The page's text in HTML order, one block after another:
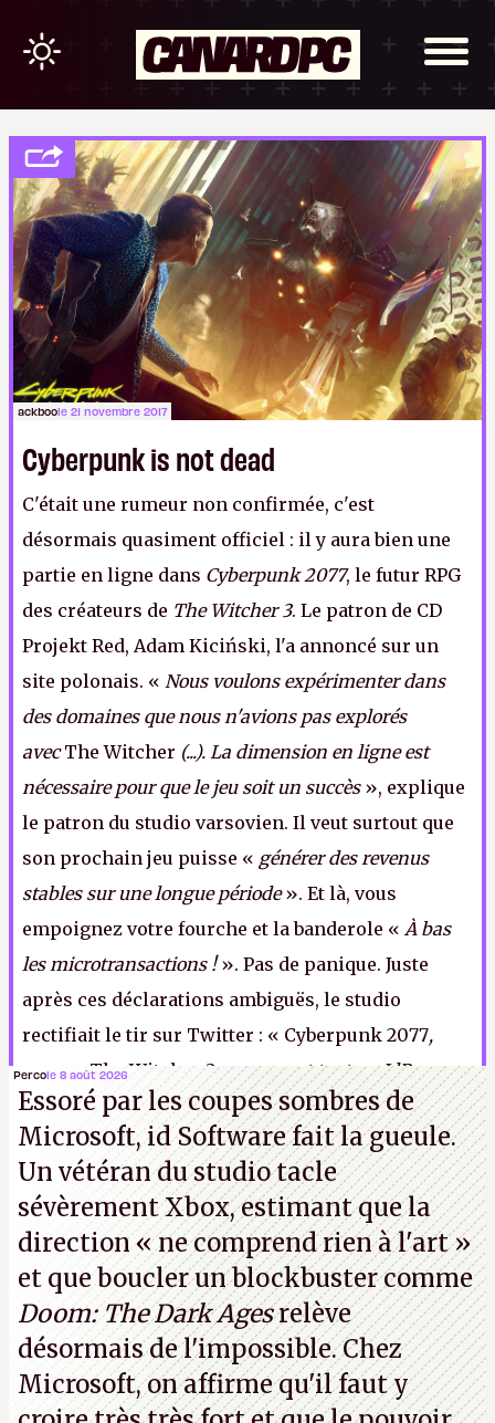
ackboole 21 novembre 2017
Cyberpunk is not dead
C'était une rumeur non confirmée, c'est
désormais quasiment officiel : il y aura bien une
partie en ligne dans Cyberpunk 2077, le futur RPG
des créateurs de The Witcher 3. Le patron de CD
Projekt Red, Adam Kiciński, l'a annoncé sur un
site polonais. « Nous voulons expérimenter dans
des domaines que nous n'avions pas explorés
avecThe Witcher (...). La dimension en ligne est
nécessaire pour que le jeu soit un succès », explique
le patron du studio varsovien. Il veut surtout que
son prochain jeu puisse « générer des revenus
stables sur une longue période». Et là, vous
empoignez votre fourche et la banderole « À bas
les microtransactions !». Pas de panique. Juste
après ces déclarations ambiguës, le studio
rectifiait le tir sur Twitter : « Cyberpunk 2077,
commeThe Witcher 3,sera avant tout un JdR
solo(...).Nous laissons la cupidité à d'autres.» Les
oreilles ont sifflé chez Electronic Arts.
Percole 8 août 2026
Essoré par les coupes sombres de
Microsoft, id Software fait la gueule.
Un vétéran du studiotacle
sévèrement Xbox, estimant que la
direction« ne comprend rien à l'art »
et que boucler un blockbuster comme
Doom: The Dark Agesrelève
désormais de l'impossible. Chez
Microsoft, on affirme qu'il faut y